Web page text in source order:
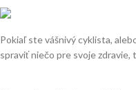
Pokiaľ ste vášnivý cyklista,
spraviť niečo pre svoje zdravie,